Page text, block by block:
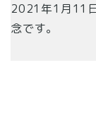
2021年1月11
念です。